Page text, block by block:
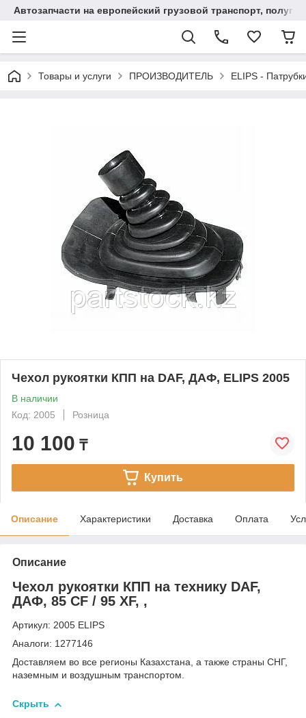
Автозапчасти на европейский грузовой транспорт,
Товары и услуги ПРОИЗВОДИТЕЛЬ ELIPS -
Чехол рукоятки КПП на DAF, ДАФ, ELIPS 2005
В наличии
Код: 2005
Розница
10 100 ₸
Купить
Описание Характеристики Доставка Оплата
Описание
Чехол рукоятки КПП на технику DAF,
ДАФ, 85 CF / 95 XF, ,
Артикул: 2005 ELIPS
Аналоги: 1277146
Доставляем во все регионы Казахстана, а также страны СНГ,
наземным и воздушным транспортом.
Скрыть